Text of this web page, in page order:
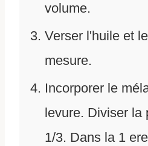
volume.
Verser l'huile et
mesure.
Incorporer le
levure. Diviser la
1/3. Dans la 1